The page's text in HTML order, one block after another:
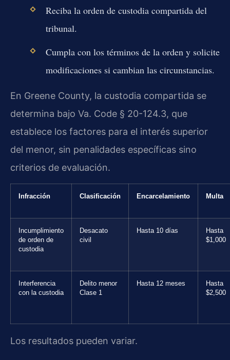
Reciba la orden de custodia compartida del
tribunal.
Cumpla con los términos de la orden y solicite
modificaciones si cambian las circunstancias.
En Greene County, la custodia compartida se
determina bajo Va. Code § 20-124.3, que
establece los factores para el interés superior
del menor, sin penalidades específicas sino
criterios de evaluación.
Infracción Clasificación Encarcelamiento Multa
Incumplimiento
de orden de
custodia
Desacato
civil
Hasta 10 días
Hasta
$1,000
Interferencia
con la custodia
Delito menor
Clase 1
Hasta 12 meses
Hasta
$2,500
Los resultados pueden variar.